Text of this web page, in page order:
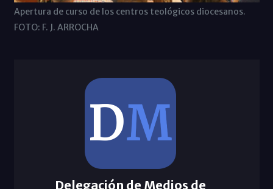
Apertura de curso de los centros teológicos diocesanos.
FOTO: F. J. ARROCHA
Delegación de Medios de